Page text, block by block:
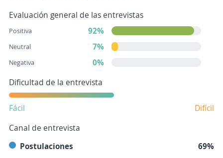
Evaluación general de las entrevistas
Positiva 92%
Neutral 7%
Negativa
0%
Dificultad de la entrevista
Fácil
Difícil
Canal de entrevista
Postulaciones
69%